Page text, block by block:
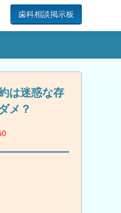
歯科相談掲示板
は迷惑な存
メ？